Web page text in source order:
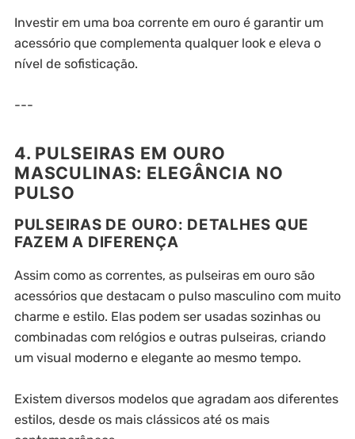
Investir em uma boa corrente em ouro é garantir um
acessório que complementa qualquer look e eleva o
nível de sofisticação.
---
4. PULSEIRAS EM OURO
MASCULINAS: ELEGÂNCIA NO
PULSO
PULSEIRAS DE OURO: DETALHES QUE
FAZEM A DIFERENÇA
Assim como as correntes, as pulseiras em ouro são
acessórios que destacam o pulso masculino com muito
charme e estilo. Elas podem ser usadas sozinhas ou
combinadas com relógios e outras pulseiras, criando
um visual moderno e elegante ao mesmo tempo.
Existem diversos modelos que agradam aos diferentes
estilos, desde os mais clássicos até os mais